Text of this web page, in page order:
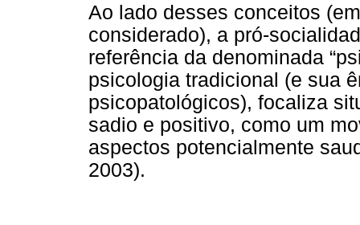
Ao lado desses conceitos
considerado), a pró-
referência da denominada
psicologia tradicional (e sua
psicopatológicos), focaliza
sadio e positivo, como um
aspectos potencialmente
2003).